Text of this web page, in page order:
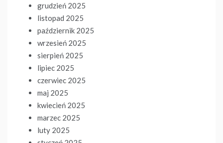
grudzień 2025
listopad 2025
październik 2025
wrzesień 2025
sierpień 2025
lipiec 2025
czerwiec 2025
maj 2025
kwiecień 2025
marzec 2025
luty 2025